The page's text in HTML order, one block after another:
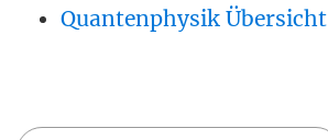
Quantenphysik Übersicht